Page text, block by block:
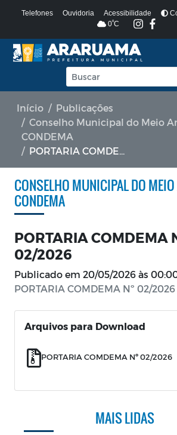
Telefones Ouvidoria Acessibilidade
0ºC
Início
Publicações
Conselho Municipal do Meio
CONDEMA
PORTARIA COMDEMA Nº 02/2026
CONSELHO MUNICIPAL DO
CONDEMA
PORTARIA COMDEMA
02/2026
Publicado em 20/05/2026 às
PORTARIA COMDEMA Nº 02/2026
Arquivos para Download
PORTARIA COMDEMA Nº 02/2026
MAIS LIDAS